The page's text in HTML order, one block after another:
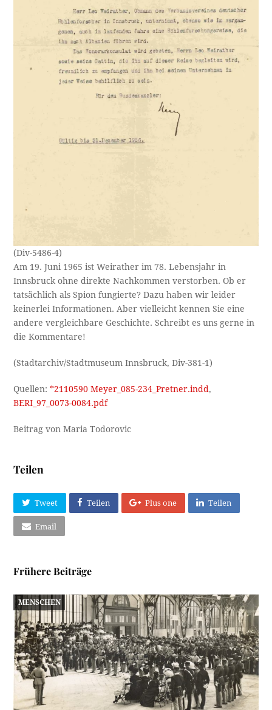
(Div-5486-4)
Am 19. Juni 1965 ist Weirather im 78. Lebensjahr in
Innsbruck ohne direkte Nachkommen verstorben. Ob er
tatsächlich als Spion fungierte? Dazu haben wir leider
keinerlei Informationen. Aber vielleicht kennen Sie eine
andere vergleichbare Geschichte. Schreibt es uns gerne in
die Kommentare!
(Stadtarchiv/Stadtmuseum Innsbruck, Div-381-1)
Quellen:*2110590 Meyer_085-234_Pretner.indd,
BERI_97_0073-0084.pdf
Beitrag von Maria Todorovic
Teilen
Tweet Teilen Plus one Teilen
Email
Frühere Beiträge
MENSCHEN